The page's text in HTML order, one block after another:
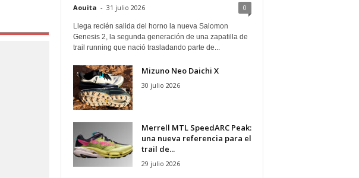
Aouita - 31 julio 2026 0
Llega recién salida del horno la nueva Salomon
Genesis 2, la segunda generación de una zapatilla de
trail running que nació trasladando parte de...
Mizuno Neo Daichi X
30 julio 2026
Merrell MTL SpeedARC Peak:
una nueva referencia para el
trail de...
29 julio 2026